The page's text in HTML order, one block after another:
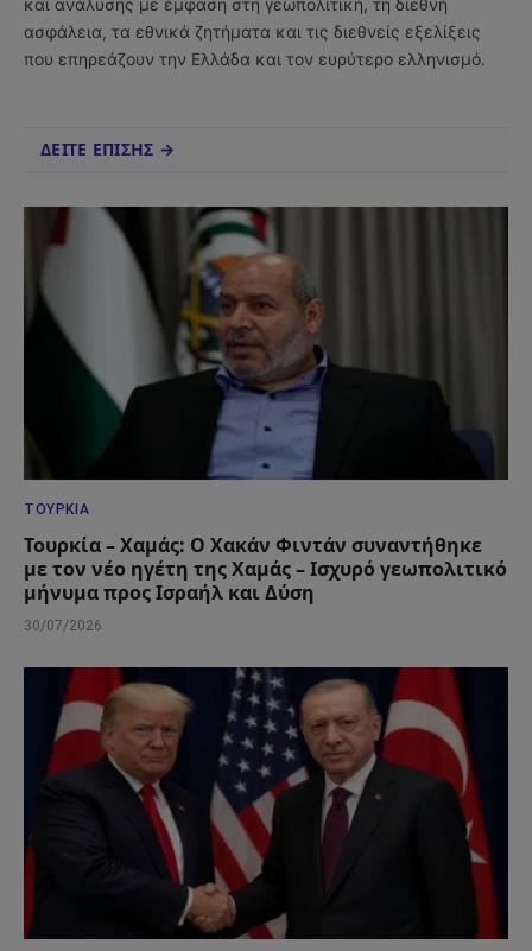
και ανάλυσης με έμφαση στη γεωπολιτική, τη διεθνή
ασφάλεια, τα εθνικά ζητήματα και τις διεθνείς εξελίξεις
που επηρεάζουν την Ελλάδα και τον ευρύτερο ελληνισμό.
ΔΕΙΤΕ ΕΠΙΣΗΣ →
ΤΟΥΡΚΊΑ
Τουρκία – Χαμάς: Ο Χακάν Φιντάν συναντήθηκε
με τον νέο ηγέτη της Χαμάς – Ισχυρό γεωπολιτικό
μήνυμα προς Ισραήλ και Δύση
30/07/2026